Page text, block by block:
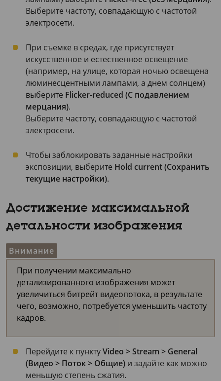
Выберите частоту, совпадающую с частотой
электросети.
При съемке в средах, где присутствует
искусственное и естественное освещение
(например, на улице, которая ночью освещена
люминесцентными лампами, а днем солнцем)
выберите Flicker-reduced (С подавлением
мерцания).
Выберите частоту, совпадающую с частотой
электросети.
Чтобы заблокировать заданные настройки
экспозиции, выберите Hold current (Сохранить
текущие настройки).
Достижение максимальной
детальности изображения
Внимание
При получении максимально
детализированного изображения может
увеличиться битрейт видеопотока, в результате
чего, возможно, потребуется уменьшить частоту
кадров.
Перейдите к пунктуVideo > Stream > General
(Видео > Поток > Общие) и задайте как можно
меньшую степень сжатия.